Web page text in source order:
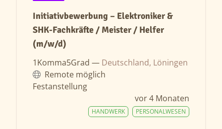
Initiativbewerbung – Elektroniker &
SHK-Fachkräfte / Meister / Helfer
(m/w/d)
1Komma5Grad — Deutschland, Löningen
Remote möglich
Festanstellung
vor 4 Monaten
PERSONALWESEN
HANDWERK